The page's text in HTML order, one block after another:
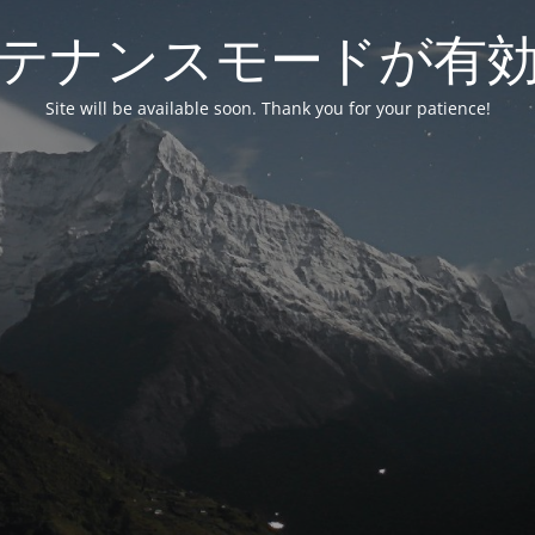
ナンスモードが有
Site will be available soon. Thank you for your patience!